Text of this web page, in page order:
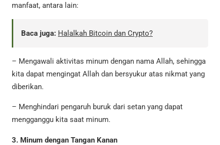
manfaat, antara lain:
Baca juga: Halalkah Bitcoin dan Crypto?
– Mengawali aktivitas minum dengan nama Allah, sehingga
kita dapat mengingat Allah dan bersyukur atas nikmat yang
diberikan.
– Menghindari pengaruh buruk dari setan yang dapat
mengganggu kita saat minum.
3. Minum dengan Tangan Kanan